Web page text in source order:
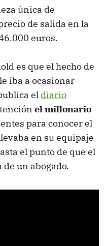
única de
de salida en la
euros.
es que el hecho de
iba a ocasionar
el diario
el millonario
para conocer el
en su equipaje
el punto de que el
un abogado.